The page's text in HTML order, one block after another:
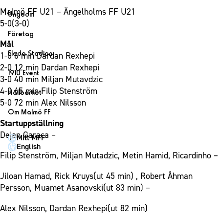
Mitt MFF
Biljetter till bortamatcher
Biljettvillkor
Herrlaget
Spelare
Ledarstab
Damlaget
Spelare
Ledarstab
Medlemskap i Malmö FF
Årsmöte 2026
Ungdom
MFF Ungdom
Sommarfotboll
Skånecupen
Fotbollsskolan
Fotbollsnätverket
P19
F19
P17
F17
Malmö Trophy
Företag
Bli företagspartner
Nätverket
Klubbstolar
Partner dam
Eleda Stadion
Eleda Stadion
Erics Bar & Restaurang
Matchdag på Eleda Stadion
MFF-museet & rundvandringar
1910 Event
1910 Event
Fest & Event
Konferens
Möte
Mässa
Julshow
Vanliga frågor om 1910 Event
Hållbarhet
Hållbarhet
Himmelsblå framtid – en match för miljön
MFF i samhället
Laget för alla
Nattfotboll
Himmelsblå Tillsammans
Om Malmö FF
Om Malmö FF
Kontakt
Press och media
Historik – herrlaget
Historik – damlaget
Närstående organisationer
Mitt MFF
English
Malmö FF U21 – Ängelholms FF U21
5-0(3-0)
Mål
1-0 6 min Dardan Rexhepi
2-0 12 min Dardan Rexhepi
3-0 40 min Miljan Mutavdzic
4-0 65 min Filip Stenström
5-0 72 min Alex Nilsson
Startuppställning
Dejan Garaca –
Filip Stenström, Miljan Mutadzic, Metin Hamid, Ricardinho –
Jiloan Hamad, Rick Kruys(ut 45 min) , Robert Åhman
Persson, Muamet Asanovski(ut 83 min) –
Alex Nilsson, Dardan Rexhepi(ut 82 min)